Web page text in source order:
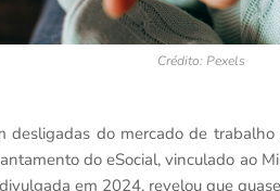
Crédito: Pexels
desligadas do mercado de
do eSocial, vinculado ao
em 2024, revelou que